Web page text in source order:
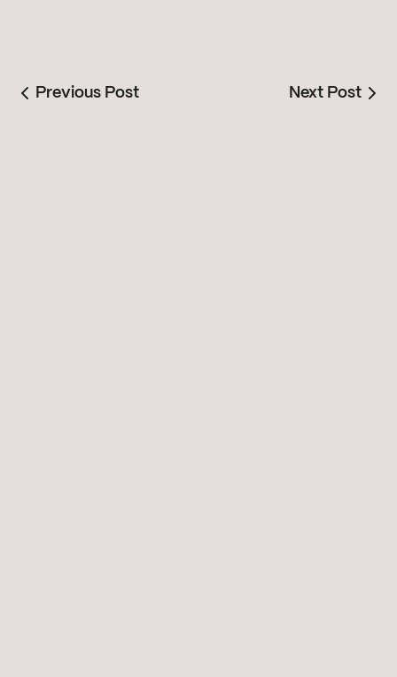
Previous Post Next Post